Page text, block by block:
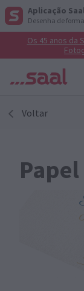
Aplicação
Desenha de
Os 45 anos da
Voltar